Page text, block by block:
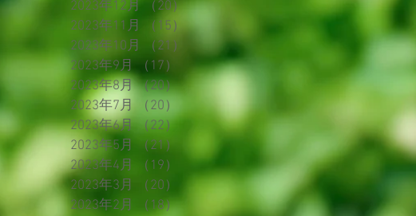
2023年12月
（20）20件の記事
2023年11月
（15）15件の記事
2023年10月
（21）
21件の記事
2023年9月
（17）
17件の記事
2023年8月 （20）20件の記事
2023年7月
（20）
20件の記事
2023年6月 （22）
22件の記事
2023年5月
（21）
21件の記事
2023年4月
（19）
19件の記事
2023年3月
（20）
20件の記事
2023年2月
（18）18件の記事